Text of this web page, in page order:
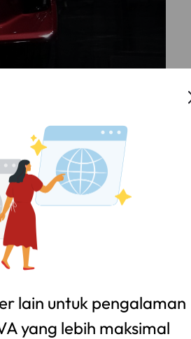
lain untuk pengalaman
yang lebih maksimal
(Daihatsu New Global
namun sekaligus lebih
rear bumper spoiler
spesifikasi yang menjadi
dengan aksen pembatas di
dengan 15 inci dan desain